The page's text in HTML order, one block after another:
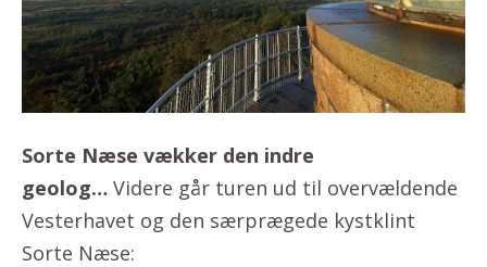
Sorte Næse vækker den indre
geolog… Videre går turen ud til overvældende
Vesterhavet og den særprægede kystklint
Sorte Næse: